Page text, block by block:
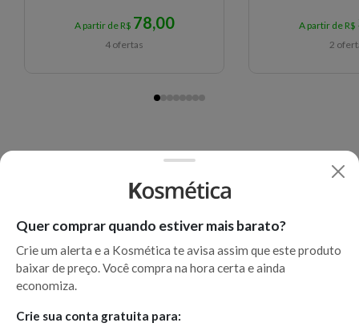
A partir de R$ 78,00
4 ofertas
A partir de R$
2
Quer comprar quando estiver mais barato?
Crie um alerta e a Kosmética te avisa assim que este produto
baixar de preço. Você compra na hora certa e ainda
economiza.
Crie sua conta gratuita para: